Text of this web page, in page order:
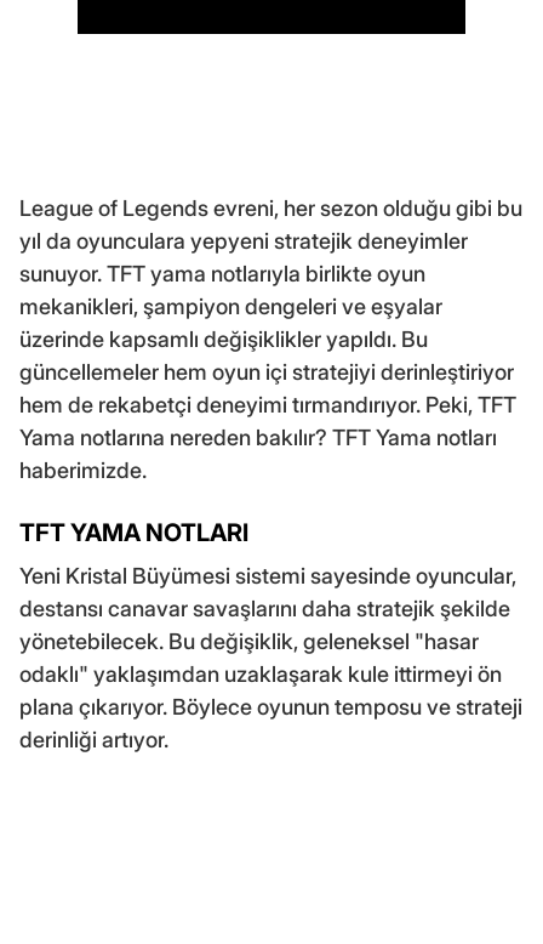
League of Legends evreni, her sezon olduğu gibi bu
yıl da oyunculara yepyeni stratejik deneyimler
sunuyor. TFT yama notlarıyla birlikte oyun
mekanikleri, şampiyon dengeleri ve eşyalar
üzerinde kapsamlı değişiklikler yapıldı. Bu
güncellemeler hem oyun içi stratejiyi derinleştiriyor
hem de rekabetçi deneyimi tırmandırıyor. Peki, TFT
Yama notlarına nereden bakılır? TFT Yama notları
haberimizde.
TFT YAMA NOTLARI
Yeni Kristal Büyümesi sistemi sayesinde oyuncular,
destansı canavar savaşlarını daha stratejik şekilde
yönetebilecek. Bu değişiklik, geleneksel "hasar
odaklı" yaklaşımdan uzaklaşarak kule ittirmeyi ön
plana çıkarıyor. Böylece oyunun temposu ve strateji
derinliği artıyor.